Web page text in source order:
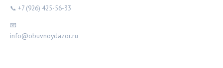
📞 +7 (926) 425-56-33
📧
info@obuvnoydazor.ru